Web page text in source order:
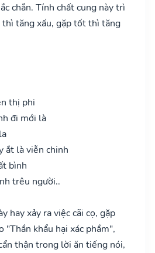
chắn. Tính chất cung này trì
thì tăng xấu, gặp tốt thì tăng
thị phi
đi mới là
ắt là viễn chinh
bình
trêu người..
hay xảy ra việc cãi cọ, gặp
"Thần khẩu hại xác phầm",
thận trong lời ăn tiếng nói,